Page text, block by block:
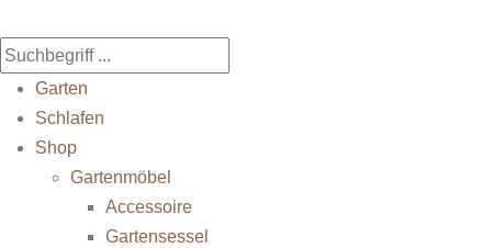
Garten
Schlafen
Shop
Gartenmöbel
Accessoire
Gartensessel